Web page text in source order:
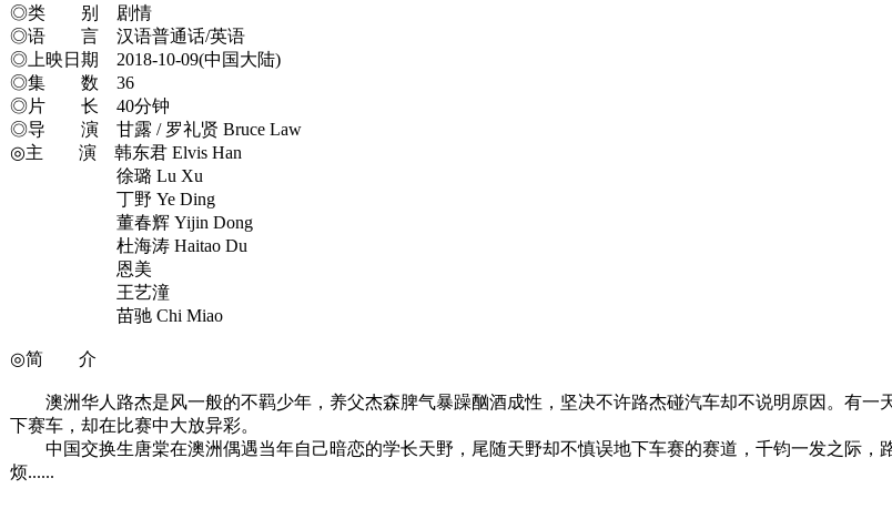
◎类 别 剧情
◎语 言 汉语普通话/英语
◎上映日期 2018-10-09(中国大陆)
◎集 数 36
◎片 长 40分钟
◎导 演 甘露 / 罗礼贤 Bruce Law
◎主 演 韩东君 Elvis Han
徐璐 Lu Xu
丁野 Ye Ding
董春辉 Yijin Dong
杜海涛 Haitao Du
恩美
王艺潼
苗驰 Chi Miao
◎简 介
澳洲华人路杰是风一般的不羁少年，养父杰森脾气暴躁酗酒成性，坚决不许路杰碰汽车却不说明原因。有一
下赛车，却在比赛中大放异彩。
中国交换生唐棠在澳洲偶遇当年自己暗恋的学长天野，尾随天野却不慎误地下车赛的赛道，千钧一发之际，
烦......